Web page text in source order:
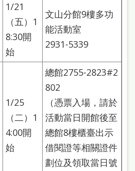
1/21
（五）1
8:30開
始
文山分館9樓多功
能活動室
2931-5339
1/25
（二）1
4:00開
始
總館2755-2823#2
802
（憑票入場，請於
活動當日開館後至
總館8樓櫃臺出示
借閱證等相關證件
劃位及領取當日號